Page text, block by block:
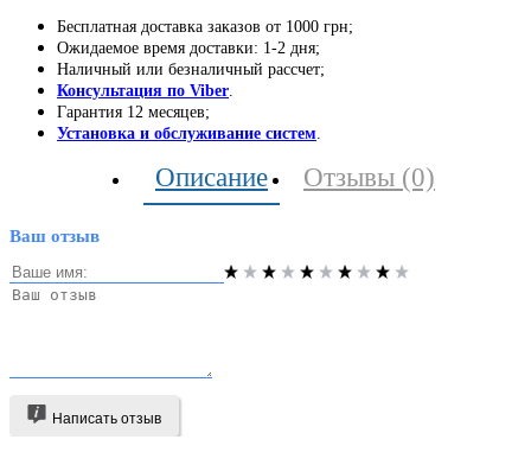
Бесплатная доставка заказов от 1000 грн;
Ожидаемое время доставки: 1-2 дня;
Наличный или безналичный рассчет;
Консультация по Viber
Гарантия 12 месяцев;
Установка и обслуживание систем
Описание Отзывы (0)
Ваш отзыв
Написать отзыв